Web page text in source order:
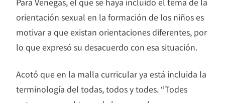
orientación sexual en la formación de los niños es
motivar a que existan orientaciones diferentes, por
lo que expresó su desacuerdo con esa situación.
Acotó que en la malla curricular ya está incluida la
terminología del todas, todos y todes. “Todes